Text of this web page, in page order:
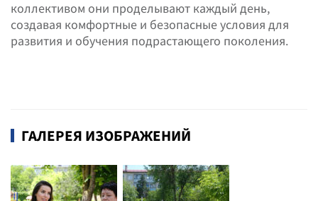
коллективом они проделывают каждый день,
создавая комфортные и безопасные условия для
развития и обучения подрастающего поколения.
ГАЛЕРЕЯ ИЗОБРАЖЕНИЙ